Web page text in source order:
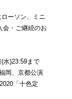
ーソン、ミニ
会・ご継続のお
水)23:59まで
岡、京都公演
「十色定